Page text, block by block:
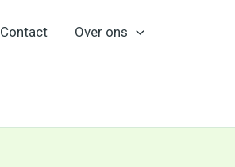
Contact Over ons